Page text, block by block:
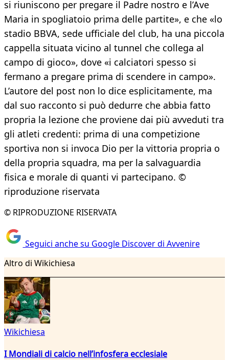
si riuniscono per pregare il Padre nostro e l’Ave
Maria in spogliatoio prima delle partite», e che «lo
stadio BBVA, sede ufficiale del club, ha una piccola
cappella situata vicino al tunnel che collega al
campo di gioco», dove «i calciatori spesso si
fermano a pregare prima di scendere in campo».
L’autore del post non lo dice esplicitamente, ma
dal suo racconto si può dedurre che abbia fatto
propria la lezione che proviene dai più avveduti tra
gli atleti credenti: prima di una competizione
sportiva non si invoca Dio per la vittoria propria o
della propria squadra, ma per la salvaguardia
fisica e morale di quanti vi partecipano. ©
riproduzione riservata
© RIPRODUZIONE RISERVATA
Seguici anche su Google Discover di Avvenire
Altro di Wikichiesa
Wikichiesa
I Mondiali di calcio nell’infosfera ecclesiale